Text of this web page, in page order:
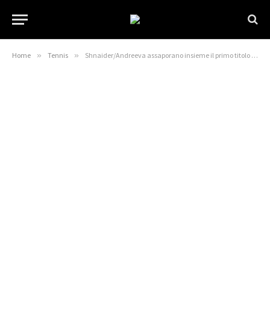
Home » Tennis » Shnaider/Andreeva assaporano insieme il primo titolo di doppio